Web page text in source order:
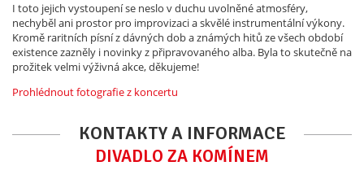
I toto jejich vystoupení se neslo v duchu uvolněné atmosféry,
nechyběl ani prostor pro improvizaci a skvělé instrumentální výkony.
Kromě raritních písní z dávných dob a známých hitů ze všech období
existence zazněly i novinky z připravovaného alba. Byla to skutečně na
prožitek velmi výživná akce, děkujeme!
Prohlédnout fotografie z koncertu
KONTAKTY A INFORMACE
DIVADLO ZA KOMÍNEM